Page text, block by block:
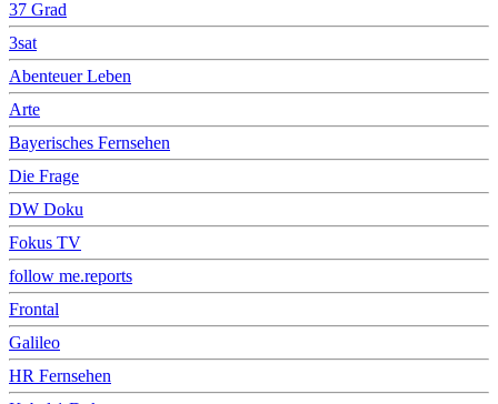
37 Grad
3sat
Abenteuer Leben
Arte
Bayerisches Fernsehen
Die Frage
DW Doku
Fokus TV
follow me.reports
Frontal
Galileo
HR Fernsehen